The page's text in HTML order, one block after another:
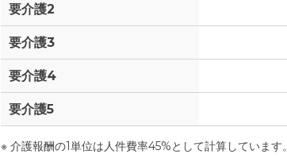
要介護2
要介護3
要介護4
要介護5
※ 介護報酬の1単位は人件費率45%として計算しています。